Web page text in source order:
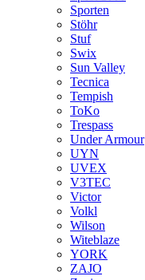
Sporten
Stöhr
Stuf
Swix
Sun Valley
Tecnica
Tempish
ToKo
Trespass
Under Armour
UYN
UVEX
V3TEC
Victor
Volkl
Wilson
Witeblaze
YORK
ZAJO